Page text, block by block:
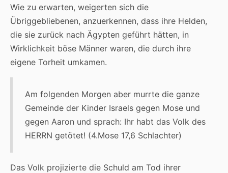
Wie zu erwarten, weigerten sich die
Übriggebliebenen, anzuerkennen, dass ihre Helden,
die sie zurück nach Ägypten geführt hätten, in
Wirklichkeit böse Männer waren, die durch ihre
eigene Torheit umkamen.
Am folgenden Morgen aber murrte die ganze
Gemeinde der Kinder Israels gegen Mose und
gegen Aaron und sprach: Ihr habt das Volk des
HERRN getötet! (4.Mose 17,6 Schlachter)
Das Volk projizierte die Schuld am Tod ihrer